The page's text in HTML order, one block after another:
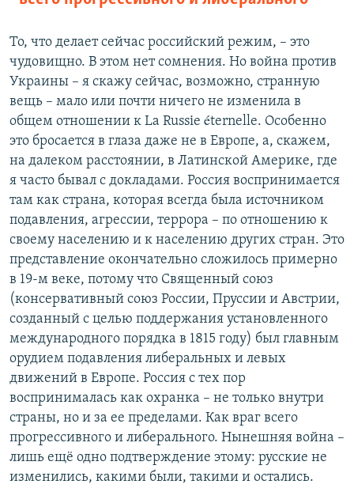
То, что делает сейчас российский режим, – это
чудовищно. В этом нет сомнения. Но война против
Украины – я скажу сейчас, возможно, странную
вещь – мало или почти ничего не изменила в
общем отношении к La Russie éternelle. Особенно
это бросается в глаза даже не в Европе, а, скажем,
на далеком расстоянии, в Латинской Америке, где
я часто бывал с докладами. Россия воспринимается
там как страна, которая всегда была источником
подавления, агрессии, террора – по отношению к
своему населению и к населению других стран. Это
представление окончательно сложилось примерно
в 19-м веке, потому что Священный союз
(консервативный союз России, Пруссии и Австрии,
созданный с целью поддержания установленного
международного порядка в 1815 году) был главным
орудием подавления либеральных и левых
движений в Европе. Россия с тех пор
воспринималась как охранка – не только внутри
страны, но и за ее пределами. Как враг всего
прогрессивного и либерального. Нынешняя война –
лишь ещё одно подтверждение этому: русские не
изменились, какими были, такими и остались.